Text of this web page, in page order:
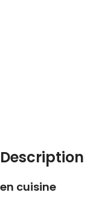
Description
en cuisine